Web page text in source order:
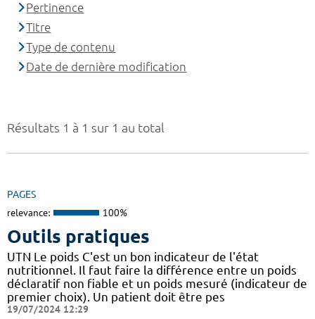
Résultats 1 à 1 sur 1 au total
PAGES
relevance: 100%
Outils pratiques
UTN Le poids C'est un bon indicateur de l'état
nutritionnel. Il faut faire la différence entre un poids
déclaratif non fiable et un poids mesuré (indicateur de
premier choix). Un patient doit être pes
19/07/2024 12:29
Pertinence
Titre
Type de contenu
Date de dernière modification